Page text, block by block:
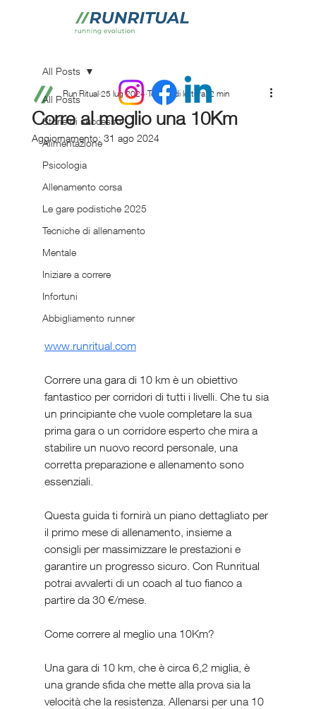
All Posts
Storie di successo
Alimentazione
Psicologia
Allenamento corsa
Le gare podistiche 2025
Tecniche di allenamento
Mentale
Iniziare a correre
Infortuni
Abbigliamento runner
All Posts
Corre al meglio una 10Km
Run Ritual 25 lug 2024 Tempo di lettura: 2 min
Aggiornamento: 31 ago 2024
www.runritual.com
Correre una gara di 10 km è un obiettivo
fantastico per corridori di tutti i livelli. Che tu sia
un principiante che vuole completare la sua
prima gara o un corridore esperto che mira a
stabilire un nuovo record personale, una
corretta preparazione e allenamento sono
essenziali.
Questa guida ti fornirà un piano dettagliato per
il primo mese di allenamento, insieme a
consigli per massimizzare le prestazioni e
garantire un progresso sicuro. Con Runritual
potrai avvalerti di un coach al tuo fianco a
partire da 30 €/mese.
Come correre al meglio una 10Km?
Una gara di 10 km, che è circa 6,2 miglia, è
una grande sfida che mette alla prova sia la
velocità che la resistenza. Allenarsi per una 10